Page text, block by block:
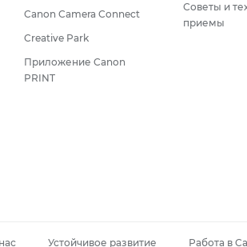
Canon Camera Connect
Creative Park
Приложение Canon
PRINT
Советы и
приемы
Устойчивое развитие Работа в